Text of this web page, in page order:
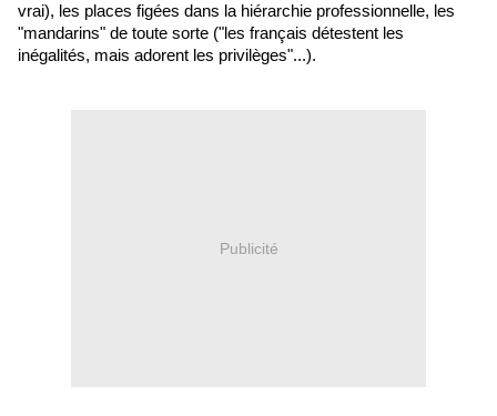
vrai), les places figées dans la hiérarchie professionnelle, les
"mandarins" de toute sorte ("les français détestent les
inégalités, mais adorent les privilèges"...).
Publicité